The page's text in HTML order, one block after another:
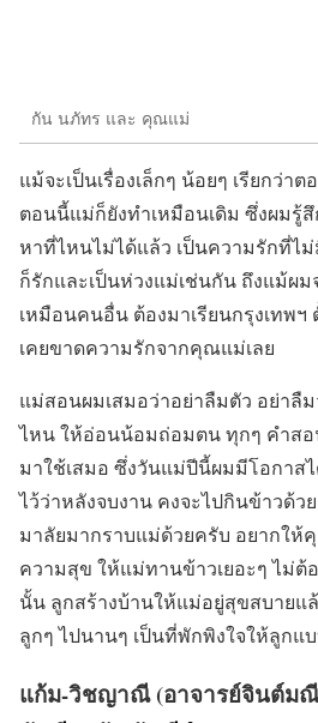
กัน นภัทร และ คุณแม่
แม้จะเป็นเรื่องเล็กๆ น้อยๆ เรียกว่าต
ตอนนี้แม่ก็ยังทำเหมือนเดิม ซึ่งผมรู้
หาที่ไหนไม่ได้แล้ว เป็นความรักที่ไม่
ก็รักและเป็นห่วงแม่เช่นกัน ถึงแม้ผ
เหมือนคนอื่น ต้องมาเรียนกรุงเทพ
เคยขาดความรักจากคุณแม่เลย
แม่สอนผมเสมอว่าอย่าลืมตัว อย่าลืม
ไหน ให้อ่อนน้อมถ่อมตน ทุกๆ คำส
มาใช้เสมอ ซึ่งวันแม่ปีนี้ผมมีโอกาส
ไว้ว่าหลังจบงาน คงจะไปกินข้าวด้ว
มาลัยมากราบแม่ด้วยครับ อยากให้
ความสุข ให้แม่ทานข้าวเยอะๆ ไม่ต้อ
นั้น ลูกสร้างบ้านให้แม่อยู่สุขสบายแ
ลูกๆ ไปนานๆ เป็นที่พักพิงใจให้ลูกแ
แก้ม-วิชญาณี (อาจารย์จินต์ม